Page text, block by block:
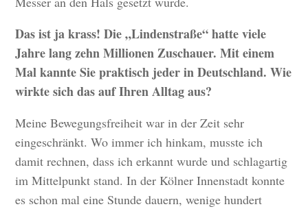
Das ist ja krass! Die „Lindenstraße“ hatte viele
Jahre lang zehn Millionen Zuschauer. Mit einem
Mal kannte Sie praktisch jeder in Deutschland. Wie
wirkte sich das auf Ihren Alltag aus?
Meine Bewegungsfreiheit war in der Zeit sehr
eingeschränkt. Wo immer ich hinkam, musste ich
damit rechnen, dass ich erkannt wurde und schlagartig
im Mittelpunkt stand. In der Kölner Innenstadt konnte
es schon mal eine Stunde dauern, wenige hundert